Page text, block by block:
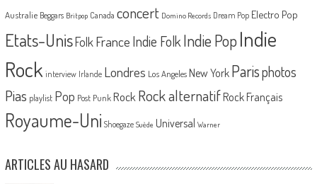
Australie Beggars Britpop Canada concert Domino Records Dream Pop Electro Pop
Etats-UnisFolk France Indie FolkIndie PopIndie
Rock interview Irlande Londres Los Angeles New York Parisphotos
Pias playlist Pop Post Punk Rock Rock alternatif Rock Français
Royaume-Uni Shoegaze Suède Universal Warner
ARTICLES AU HASARD